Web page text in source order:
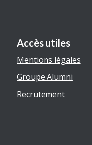
Accès utiles
Mentions légales
Groupe Alumni
Recrutement